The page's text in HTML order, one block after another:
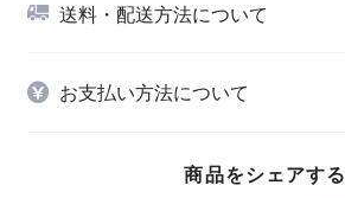
送料・配送方法について
お支払い方法について
商品をシェアする